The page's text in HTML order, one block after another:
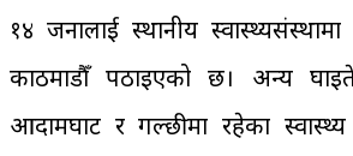
१४ जनालाई स्थानीय
काठमाडौँ पठाइएको छ। अन्य
आदामघाट र गल्छीमा रहेका